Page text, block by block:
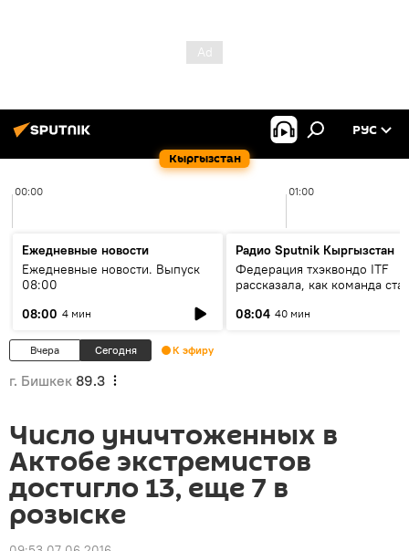
Кыргызстан
РУС
00:00 01:00
Ежедневные новости
Ежедневные новости. Выпуск
08:00
08:00 4 мин
Радио Sputnik Кыргызстан
Федерация тхэквондо ITF
рассказала, как команда
08:04 40 мин
Вчера Сегодня К эфиру
г. Бишкек 89.3
Число уничтоженных в
Актобе экстремистов
достигло 13, еще 7 в
розыске